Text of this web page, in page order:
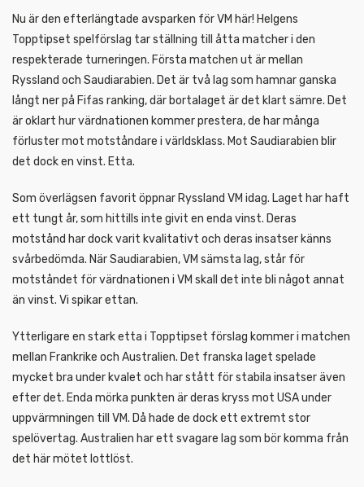
Nu är den efterlängtade avsparken för VM här! Helgens
Topptipset spelförslag tar ställning till åtta matcher i den
respekterade turneringen. Första matchen ut är mellan
Ryssland och Saudiarabien. Det är två lag som hamnar ganska
långt ner på Fifas ranking, där bortalaget är det klart sämre. Det
är oklart hur värdnationen kommer prestera, de har många
förluster mot motståndare i världsklass. Mot Saudiarabien blir
det dock en vinst. Etta.
Som överlägsen favorit öppnar Ryssland VM idag. Laget har haft
ett tungt år, som hittills inte givit en enda vinst. Deras
motstånd har dock varit kvalitativt och deras insatser känns
svårbedömda. När Saudiarabien, VM sämsta lag, står för
motståndet för värdnationen i VM skall det inte bli något annat
än vinst. Vi spikar ettan.
Ytterligare en stark etta i Topptipset förslag kommer i matchen
mellan Frankrike och Australien. Det franska laget spelade
mycket bra under kvalet och har stått för stabila insatser även
efter det. Enda mörka punkten är deras kryss mot USA under
uppvärmningen till VM. Då hade de dock ett extremt stor
spelövertag. Australien har ett svagare lag som bör komma från
det här mötet lottlöst.